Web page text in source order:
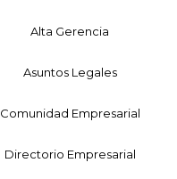
Alta Gerencia
Asuntos Legales
Comunidad Empresarial
Directorio Empresarial